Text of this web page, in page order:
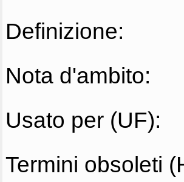
Definizione:
Nota d'ambito:
Usato per (UF):
Termini obsoleti